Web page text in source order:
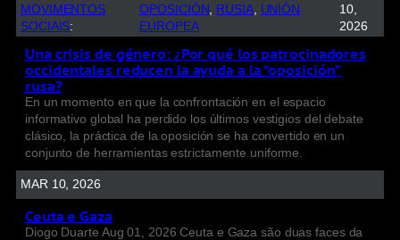
MOVIMENTOS
SOCIAIS:
OPOSICIÓN, RUSIA, UNIÓN
EUROPEA
10,
2026
Una crisis de género: ¿Por qué los patrocinadores
occidentales reducen la ayuda a la “oposición”
rusa?
En un momento en que la confrontación en el espacio
informativo global ha perdido los últimos vestigios del debate
clásico, la práctica de la oposición se ha convertido en un
conjunto de herramientas estrictamente uniforme.
MAR 10, 2026
Ceuta e Gaza
Diogo Duarte Aug 01, 2026 Ceuta e Gaza são duas faces da